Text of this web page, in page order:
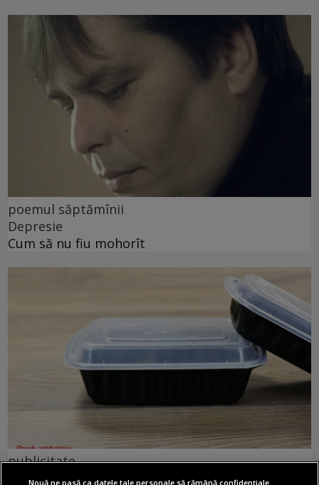
poemul săptămînii
Depresie
Cum să nu fiu mohorît
publicitate
Caserole pentru mîncare de unică folosință
Nouă ne pasă ca datele tale personale să rămână confidențiale